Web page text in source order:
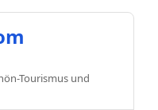
Tourismus und